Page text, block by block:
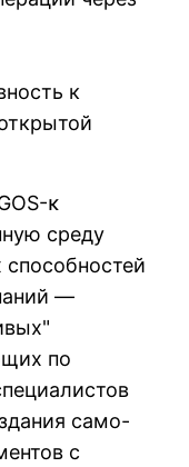
к
κ
среду
способностей
—
по
само-
с